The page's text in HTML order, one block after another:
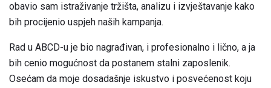
obavio sam istraživanje tržišta, analizu i izvještavanje kako
bih procijenio uspjeh naših kampanja.
Rad u ABCD-u je bio nagrađivan, i profesionalno i lično, a ja
bih cenio mogućnost da postanem stalni zaposlenik.
Osećam da moje dosadašnje iskustvo i posvećenost koju